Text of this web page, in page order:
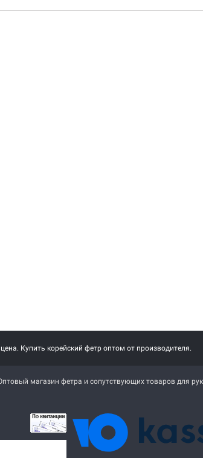
Купить корейский фетр оптом от производителя.
магазин фетра и сопутствующих товаров для